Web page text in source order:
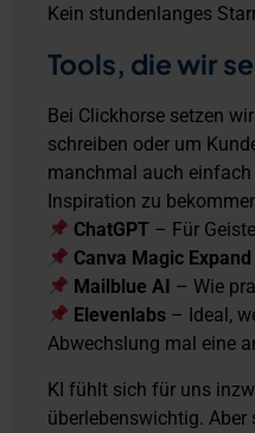
Kein stundenlanges
Tools, die wir
Bei Clickhorse setzen
schreiben oder um
manchmal auch einfach
Inspiration zu
ChatGPT – Für
Canva Magic Expand
Mailblue AI – Wie
Elevenlabs – Ideal,
Abwechslung mal eine
KI fühlt sich für uns
überlebenswichtig.